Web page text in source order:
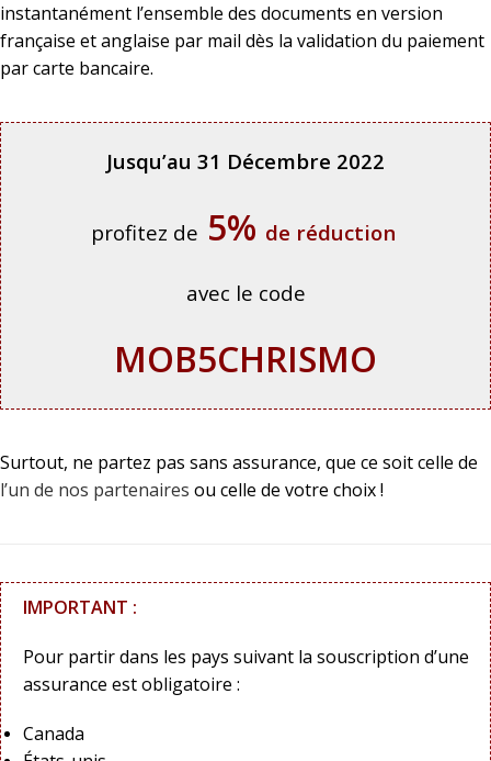
instantanément l’ensemble des documents en version
française et anglaise par mail dès la validation du paiement
par carte bancaire.
Jusqu’au 31 Décembre 2022
profitez de 5% de réduction
avec le code
MOB5CHRISMO
Surtout, ne partez pas sans assurance, que ce soit celle de
l’un de nos partenaires ou celle de votre choix !
IMPORTANT :
Pour partir dans les pays suivant la souscription d’une
assurance est obligatoire :
Canada